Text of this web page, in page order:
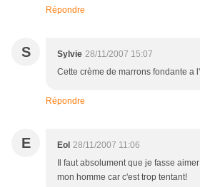
Répondre
S Sylvie 28/11/2007 15:07
Cette crème de marrons fondante a
Répondre
E Eol 28/11/2007 11:06
Il faut absolument que je fasse
mon homme car c'est trop tentant!